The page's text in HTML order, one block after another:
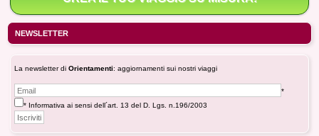
NEWSLETTER
La newsletter di Orientamenti: aggiornamenti sui nostri viaggi
*
* Informativa ai sensi dell´art. 13 del D. Lgs. n.196/2003